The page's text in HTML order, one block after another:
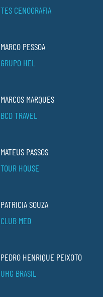
TES CENOGRAFIA
MARCO PESSOA
GRUPO HEL
MARCOS MARQUES
BCD TRAVEL
MATEUS PASSOS
TOUR HOUSE
PATRICIA SOUZA
CLUB MED
PEDRO HENRIQUE PEIXOTO
UHG BRASIL